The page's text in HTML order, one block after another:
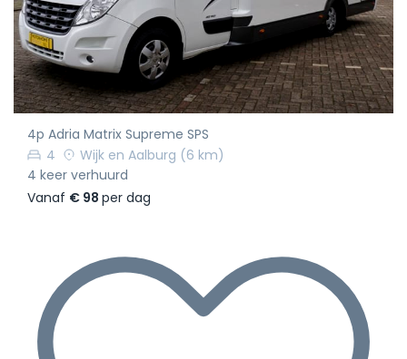
4p Adria Matrix Supreme SPS
4
Wijk en Aalburg (6 km)
4 keer verhuurd
Vanaf € 98 per dag